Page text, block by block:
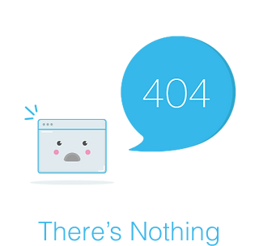
There’s Nothing